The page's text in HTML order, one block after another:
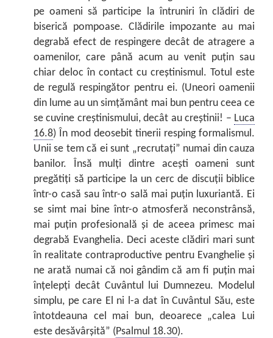
pe oameni să participe la întruniri în clădiri de
biserică pompoase. Clădirile impozante au mai
degrabă efect de respingere decât de atragere a
oamenilor, care până acum au venit puţin sau
chiar deloc în contact cu creştinismul. Totul este
de regulă respingător pentru ei. (Uneori oamenii
din lume au un simţământ mai bun pentru ceea ce
se cuvine creştinismului, decât au creştinii! – Luca
16.8) În mod deosebit tinerii resping formalismul.
Unii se tem că ei sunt „recrutaţi” numai din cauza
banilor. Însă mulţi dintre aceşti oameni sunt
pregătiţi să participe la un cerc de discuţii biblice
într-o casă sau într-o sală mai puţin luxuriantă. Ei
se simt mai bine într-o atmosferă neconstrânsă,
mai puţin profesională şi de aceea primesc mai
degrabă Evanghelia. Deci aceste clădiri mari sunt
în realitate contraproductive pentru Evanghelie şi
ne arată numai că noi gândim că am fi puţin mai
înţelepţi decât Cuvântul lui Dumnezeu. Modelul
simplu, pe care El ni l-a dat în Cuvântul Său, este
întotdeauna cel mai bun, deoarece „calea Lui
este desăvârşită” (Psalmul 18.30).